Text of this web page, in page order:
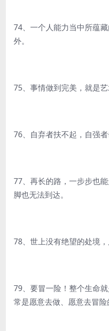
74、一个人能力当中所蕴
外。
75、事情做到完美，就是艺
76、自弃者扶不起，自强者
77、再长的路，一步步也
脚也无法到达。
78、世上没有绝望的处境，
79、要冒一险！整个生命
常是愿意去做、愿意去冒险